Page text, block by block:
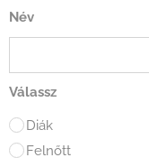
Név
Válassz
Diák
Felnőtt